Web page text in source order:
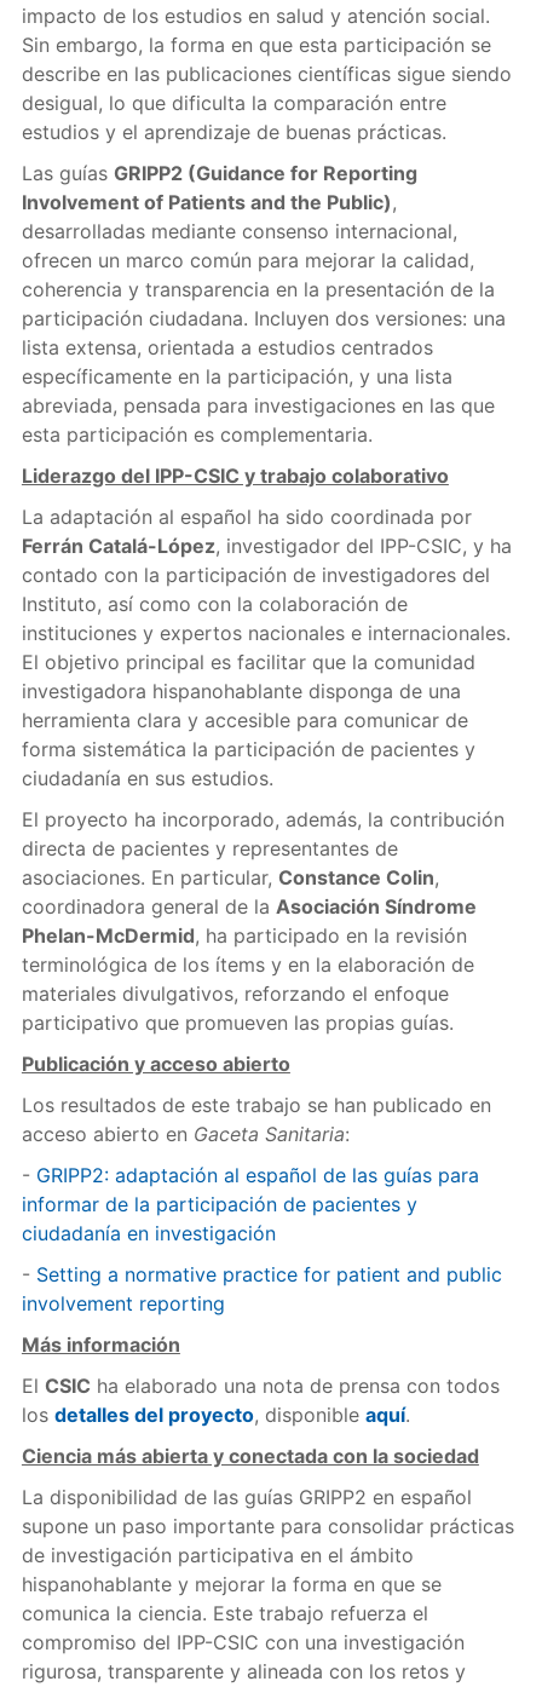
impacto de los estudios en salud y atención social.
Sin embargo, la forma en que esta participación se
describe en las publicaciones científicas sigue siendo
desigual, lo que dificulta la comparación entre
estudios y el aprendizaje de buenas prácticas.
Las guías GRIPP2 (Guidance for Reporting
Involvement of Patients and the Public),
desarrolladas mediante consenso internacional,
ofrecen un marco común para mejorar la calidad,
coherencia y transparencia en la presentación de la
participación ciudadana. Incluyen dos versiones: una
lista extensa, orientada a estudios centrados
específicamente en la participación, y una lista
abreviada, pensada para investigaciones en las que
esta participación es complementaria.
Liderazgo del IPP-CSIC y trabajo colaborativo
La adaptación al español ha sido coordinada por
Ferrán Catalá-López, investigador del IPP-CSIC, y ha
contado con la participación de investigadores del
Instituto, así como con la colaboración de
instituciones y expertos nacionales e internacionales.
El objetivo principal es facilitar que la comunidad
investigadora hispanohablante disponga de una
herramienta clara y accesible para comunicar de
forma sistemática la participación de pacientes y
ciudadanía en sus estudios.
El proyecto ha incorporado, además, la contribución
directa de pacientes y representantes de
asociaciones. En particular, Constance Colin,
coordinadora general de la Asociación Síndrome
Phelan-McDermid, ha participado en la revisión
terminológica de los ítems y en la elaboración de
materiales divulgativos, reforzando el enfoque
participativo que promueven las propias guías.
Publicación y acceso abierto
Los resultados de este trabajo se han publicado en
acceso abierto en Gaceta Sanitaria:
- GRIPP2: adaptación al español de las guías para
informar de la participación de pacientes y
ciudadanía en investigación
- Setting a normative practice for patient and public
involvement reporting
Más información
El CSIC ha elaborado una nota de prensa con todos
los detalles del proyecto, disponible aquí.
Ciencia más abierta y conectada con la sociedad
La disponibilidad de las guías GRIPP2 en español
supone un paso importante para consolidar prácticas
de investigación participativa en el ámbito
hispanohablante y mejorar la forma en que se
comunica la ciencia. Este trabajo refuerza el
compromiso del IPP-CSIC con una investigación
rigurosa, transparente y alineada con los retos y